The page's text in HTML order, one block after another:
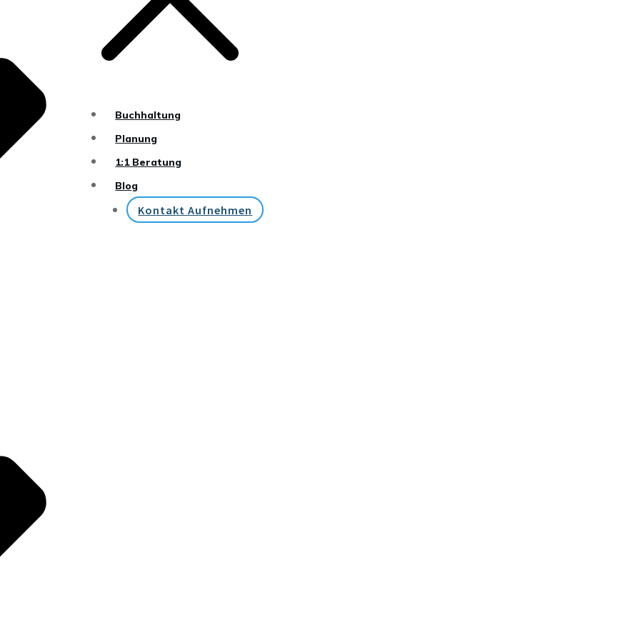
Buchhaltung
Planung
1:1 Beratung
Blog
Kontakt Aufnehmen